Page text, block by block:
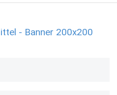
- Banner 200x200